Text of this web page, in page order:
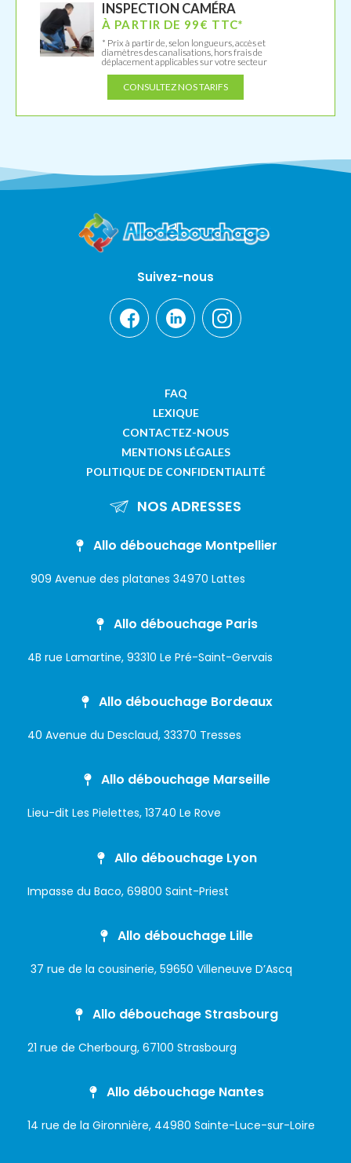
INSPECTION CAMÉRA
À PARTIR DE 99€ TTC*
* Prix à partir de, selon longueurs, accès et
diamètres des canalisations, hors frais de
déplacement applicables sur votre secteur
CONSULTEZ NOS TARIFS
Suivez-nous
FAQ
LEXIQUE
CONTACTEZ-NOUS
MENTIONS LÉGALES
POLITIQUE DE CONFIDENTIALITÉ
NOS ADRESSES
Allo débouchage Montpellier
909 Avenue des platanes 34970 Lattes
Allo débouchage Paris
4B rue Lamartine, 93310 Le Pré-Saint-Gervais
Allo débouchage Bordeaux
40 Avenue du Desclaud, 33370 Tresses
Allo débouchage Marseille
Lieu-dit Les Pielettes, 13740 Le Rove
Allo débouchage Lyon
Impasse du Baco, 69800 Saint-Priest
Allo débouchage Lille
37 rue de la cousinerie, 59650 Villeneuve D’Ascq
Allo débouchage Strasbourg
21 rue de Cherbourg, 67100 Strasbourg
Allo débouchage Nantes
14 rue de la Gironnière, 44980 Sainte-Luce-sur-Loire